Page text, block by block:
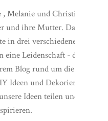
,MelanieundChristine
und ihre Mutter. Das
in drei verschiedenen
Leidenschaft - das
Blog rund um die
Ideen und Dekorieren
Ideen teilen und